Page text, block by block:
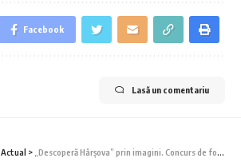
Facebook
Lasă un comentariu
Actual > „Descoperă Hârșova” prin imagini. Concurs de fotografie pentru elevi